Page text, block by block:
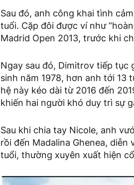
Sau đó, anh công khai tình
tuổi. Cặp đôi được ví như
Madrid Open 2013, trước khi
Ngay sau đó, Dimitrov tiếp tục
sinh năm 1978, hơn anh tới 13
hệ này kéo dài từ 2016 đến
khiến hai người khó duy trì sự
Sau khi chia tay Nicole, anh
rồi đến Madalina Ghenea, diễn
tuổi, thường xuyên xuất hiện